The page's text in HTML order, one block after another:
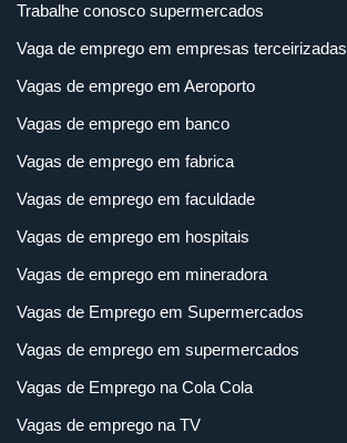
Trabalhe conosco supermercados
Vaga de emprego em empresas terceirizadas
Vagas de emprego em Aeroporto
Vagas de emprego em banco
Vagas de emprego em fabrica
Vagas de emprego em faculdade
Vagas de emprego em hospitais
Vagas de emprego em mineradora
Vagas de Emprego em Supermercados
Vagas de emprego em supermercados
Vagas de Emprego na Cola Cola
Vagas de emprego na TV